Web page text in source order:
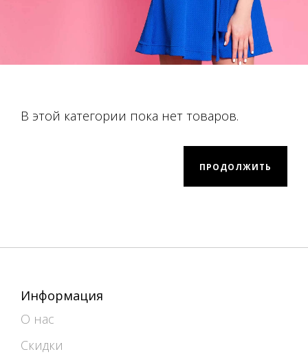
В этой категории пока нет товаров.
ПРОДОЛЖИТЬ
Информация
О нас
Скидки